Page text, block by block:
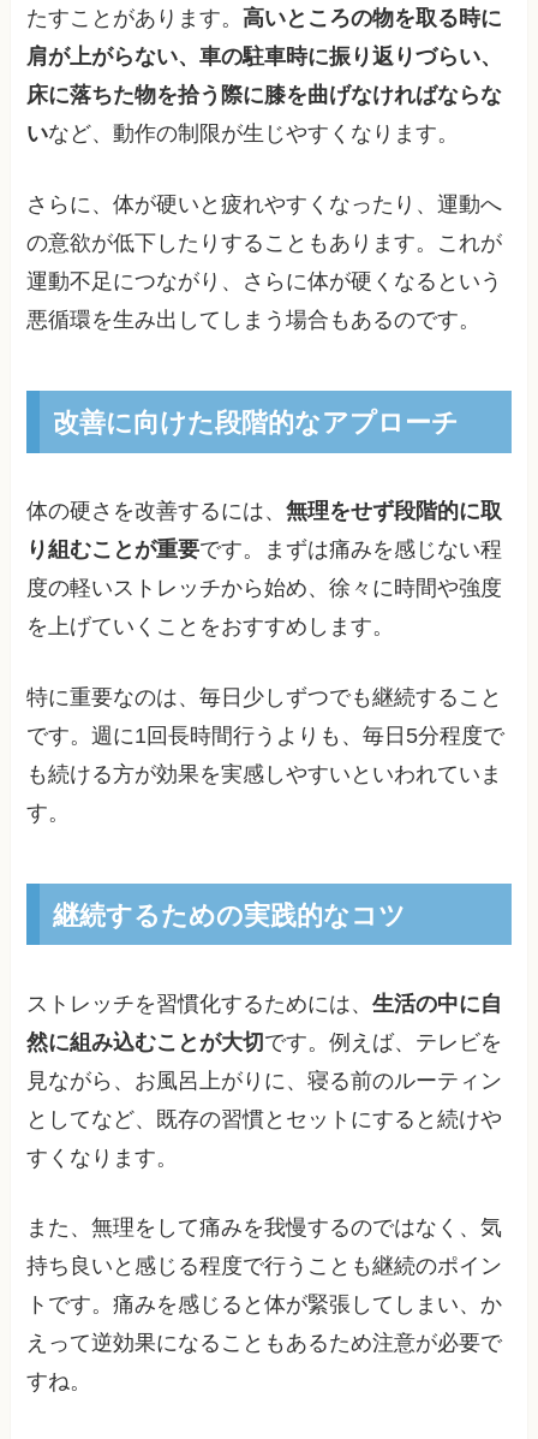
たすことがあります。高いところの物を取る時に
肩が上がらない、車の駐車時に振り返りづらい、
床に落ちた物を拾う際に膝を曲げなければならな
いなど、動作の制限が生じやすくなります。
さらに、体が硬いと疲れやすくなったり、運動へ
の意欲が低下したりすることもあります。これが
運動不足につながり、さらに体が硬くなるという
悪循環を生み出してしまう場合もあるのです。
改善に向けた段階的なアプローチ
体の硬さを改善するには、無理をせず段階的に取
り組むことが重要です。まずは痛みを感じない程
度の軽いストレッチから始め、徐々に時間や強度
を上げていくことをおすすめします。
特に重要なのは、毎日少しずつでも継続すること
です。週に1回長時間行うよりも、毎日5分程度で
も続ける方が効果を実感しやすいといわれていま
す。
継続するための実践的なコツ
ストレッチを習慣化するためには、生活の中に自
然に組み込むことが大切です。例えば、テレビを
見ながら、お風呂上がりに、寝る前のルーティン
としてなど、既存の習慣とセットにすると続けや
すくなります。
また、無理をして痛みを我慢するのではなく、気
持ち良いと感じる程度で行うことも継続のポイン
トです。痛みを感じると体が緊張してしまい、か
えって逆効果になることもあるため注意が必要で
すね。